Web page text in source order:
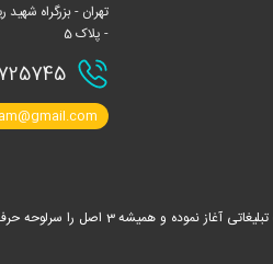
تهران - بزرگراه
- پلاک 5
تیشرت آرام فعالیت خود را در سال